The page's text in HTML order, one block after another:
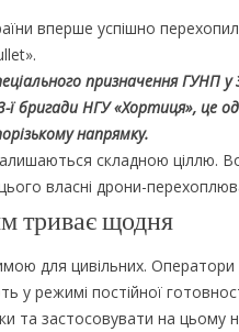
вперше успішно
призначення ГУНП у
бригади НГУ «Хортиця», це
напрямку.
складною ціллю.
власні дрони-
триває щодня
для цивільних.
у режимі постійної
та застосовувати на цьому